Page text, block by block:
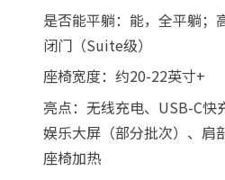
是否能平躺：能，全平躺；
闭门（Suite级）
座椅宽度：约20-22英寸+
亮点：无线充电、USB-C快
娱乐大屏（部分批次）、肩
座椅加热